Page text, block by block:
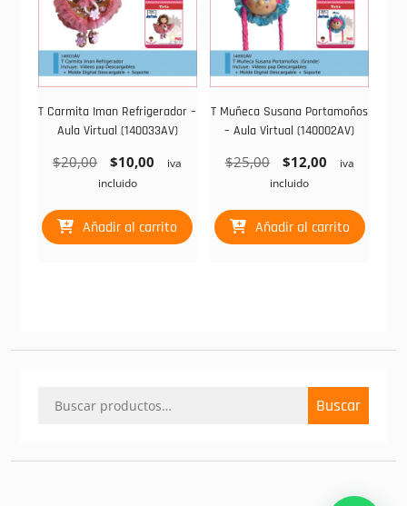
T Carmita Iman Refrigerador –
Aula Virtual (140033AV)
$20,00
El
precio
era:
$20,00.
$10,00
El
es:
$10,00.
iva
incluido
Añadir al carrito
T Muñeca Susana Portamoños
– Aula Virtual (140002AV)
$25,00
El
precio
era:
$25,00.
$12,00
El
es:
$12,00.
iva
incluido
Añadir al carrito
por:
Buscar